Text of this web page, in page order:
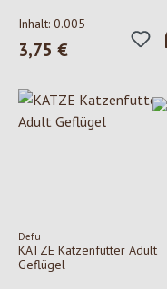
Inhalt: 0.005
Regulärer Preis:
3,75 €
Defu
KATZE Katzenfutter Adult
Geflügel